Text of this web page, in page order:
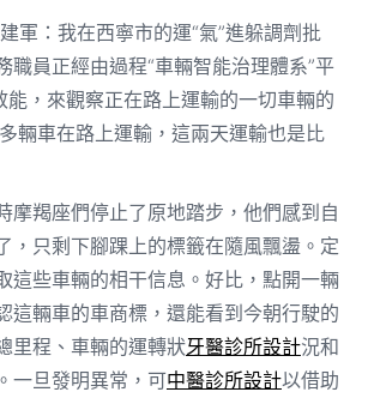
軍：我在西寧市的運“氣”進躲調劑批
職員正經由過程“車輛智能治理體系”平
能，來觀察正在路上運輸的一切車輛的
輛車在路上運輸，這兩天運輸也是比
摩羯座們停止了原地踏步，他們感到自
，只剩下腳踝上的標籤在隨風飄盪。定
這些車輛的相干信息。好比，點開一輛
這輛車的車商標，還能看到今朝行駛的
里程、車輛的運轉狀牙醫診所設計況和
一旦發明異常，可中醫診所設計以借助